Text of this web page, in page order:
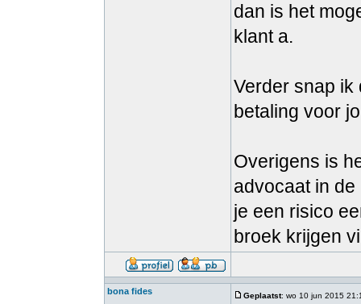
dan is het
klant a.
Verder snap ik
betaling voor
Overigens is
advocaat in
je een risico
broek krijgen
bona fides Geplaatst: wo 10 jun 2015